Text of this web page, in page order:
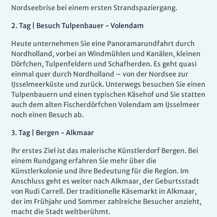
Nordseebrise bei einem ersten Strandspaziergang.
2. Tag | Besuch Tulpenbauer - Volendam
Heute unternehmen Sie eine Panoramarundfahrt durch
Nordholland, vorbei an Windmühlen und Kanälen, kleinen
Dörfchen, Tulpenfeldern und Schafherden. Es geht quasi
einmal quer durch Nordholland – von der Nordsee zur
IJsselmeerküste und zurück. Unterwegs besuchen Sie einen
Tulpenbauern und einen typischen Käsehof und Sie statten
auch dem alten Fischerdörfchen Volendam am IJsselmeer
noch einen Besuch ab.
3. Tag | Bergen - Alkmaar
Ihr erstes Ziel ist das malerische Künstlerdorf Bergen. Bei
einem Rundgang erfahren Sie mehr über die
Künstlerkolonie und ihre Bedeutung für die Region. Im
Anschluss geht es weiter nach Alkmaar, der Geburtsstadt
von Rudi Carrell. Der traditionelle Käsemarkt in Alkmaar,
der im Frühjahr und Sommer zahlreiche Besucher anzieht,
macht die Stadt weltberühmt.